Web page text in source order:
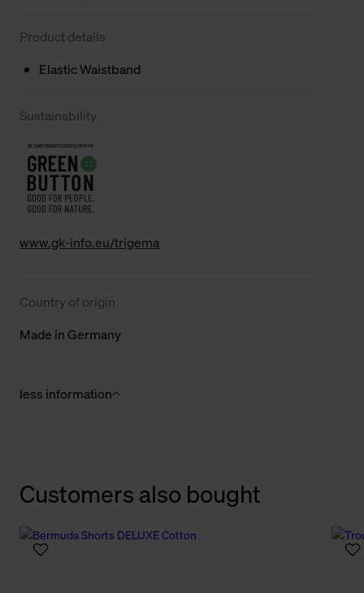
Product details
Elastic Waistband
Sustainability
www.gk-info.eu/trigema
Country of origin
Made in Germany
less information
Customers also bought